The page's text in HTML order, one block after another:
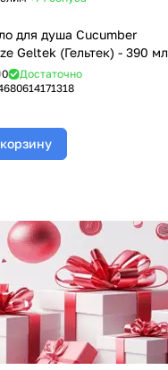
для душа Cucumber
Geltek (Гельтек) - 390 мл
0
Достаточно